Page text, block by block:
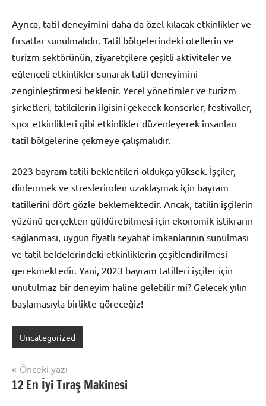
Ayrıca, tatil deneyimini daha da özel kılacak etkinlikler ve
fırsatlar sunulmalıdır. Tatil bölgelerindeki otellerin ve
turizm sektörünün, ziyaretçilere çeşitli aktiviteler ve
eğlenceli etkinlikler sunarak tatil deneyimini
zenginleştirmesi beklenir. Yerel yönetimler ve turizm
şirketleri, tatilcilerin ilgisini çekecek konserler, festivaller,
spor etkinlikleri gibi etkinlikler düzenleyerek insanları
tatil bölgelerine çekmeye çalışmalıdır.
2023 bayram tatili beklentileri oldukça yüksek. İşçiler,
dinlenmek ve streslerinden uzaklaşmak için bayram
tatillerini dört gözle beklemektedir. Ancak, tatilin işçilerin
yüzünü gerçekten güldürebilmesi için ekonomik istikrarın
sağlanması, uygun fiyatlı seyahat imkanlarının sunulması
ve tatil beldelerindeki etkinliklerin çeşitlendirilmesi
gerekmektedir. Yani, 2023 bayram tatilleri işçiler için
unutulmaz bir deneyim haline gelebilir mi? Gelecek yılın
başlamasıyla birlikte göreceğiz!
Uncategorized
Yazı
gezinmesi
Önceki yazı
12 En İyi Tıraş Makinesi